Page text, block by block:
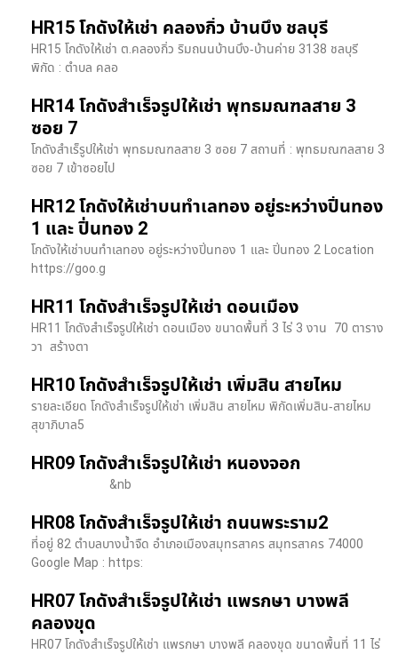
HR15 โกดังให้เช่า คลองกิ่ว บ้านบึง ชลบุรี
HR15 โกดังให้เช่า ต.คลองกิ่ว ริมถนนบ้านบึง-บ้านค่าย 3138 ชลบุรี
พิกัด : ตำบล คลอ
HR14 โกดังสำเร็จรูปให้เช่า พุทธมณฑลสาย 3
ซอย 7
โกดังสำเร็รูปให้เช่า พุทธมณฑลสาย 3 ซอย 7 สถานที่ : พุทธมณฑลสาย 3
ซอย 7 เข้าซอยไป
HR12 โกดังให้เช่าบนทำเลทอง อยู่ระหว่างปิ่นทอง
1 และ ปิ่นทอง 2
โกดังให้เช่าบนทำเลทอง อยู่ระหว่างปิ่นทอง 1 และ ปิ่นทอง 2 Location
https://goo.g
HR11 โกดังสำเร็จรูปให้เช่า ดอนเมือง
HR11 โกดังสำเร็จรูปให้เช่า ดอนเมือง ขนาดพื้นที่ 3 ไร่ 3 งาน 70 ตาราง
วา สร้างตา
HR10 โกดังสำเร็จรูปให้เช่า เพิ่มสิน สายไหม
รายละเอียด โกดังสำเร็จรูปให้เช่า เพิ่มสิน สายไหม พิกัดเพิ่มสิน-สายไหม
สุขาภิบาล5
HR09 โกดังสำเร็จรูปให้เช่า หนองจอก
&nb
HR08 โกดังสำเร็จรูปให้เช่า ถนนพระราม2
ที่อยู่ 82 ตำบลบางน้ำจืด อำเภอเมืองสมุทรสาคร สมุทรสาคร 74000
Google Map : https:
HR07 โกดังสำเร็จรูปให้เช่า แพรกษา บางพลี​
คลองขุด
HR07 โกดังสำเร็จรูปให้เช่า แพรกษา บางพลี​ คลองขุด ขนาดพื้นที่ 11 ไร่